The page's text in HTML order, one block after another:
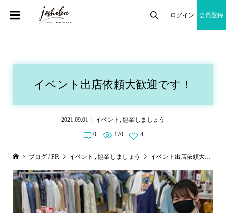
ログイン 会員登録
イベント出店依頼大歓迎です！
2021.09.01 イベント , 協業しましょう
0 170 4
ブログ / PR イベント , 協業しましょう イベント出店依頼大歓迎です！